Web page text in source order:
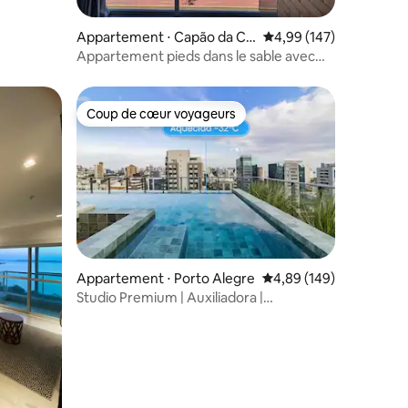
: 4,97 sur 5
Appartement ⋅ Capão da Ca
noa
Évaluation moyenne
4,99 (147)
Appartement pieds dans le sable avec
: 4,95 sur 5
appréciés Coup de cœur voyageurs
Coup de cœur voyageurs
Appartement ⋅ Porto Alegre Évaluation moyenne
4,89 (149)
Studio Premium | Auxiliadora |